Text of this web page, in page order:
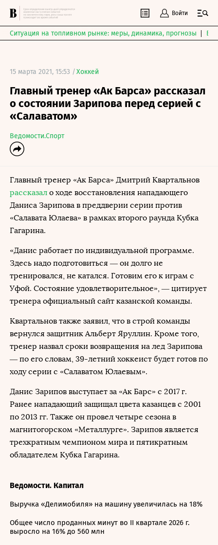
Войти
Ситуация на топливном рынке: меры, динамика, прогнозы
15 марта 2021, 15:53 /Хоккей
Главный тренер «Ак Барса» рассказал
о состоянии Зарипова перед серией с
«Салаватом»
Ведомости.Спорт
Главный тренер «Ак Барса» Дмитрий Квартальнов
рассказал о ходе восстановления нападающего
Даниса Зарипова в преддверии серии против
«Салавата Юлаева» в рамках второго раунда Кубка
Гагарина.
«Данис работает по индивидуальной программе.
Здесь надо подготовиться — он долго не
тренировался, не катался. Готовим его к играм с
Уфой. Состояние удовлетворительное», — цитирует
тренера официальный сайт казанской команды.
Квартальнов также заявил, что в строй команды
вернулся защитник Альберт Яруллин. Кроме того,
тренер назвал сроки возвращения на лед Зарипова
— по его словам, 39-летний хоккеист будет готов по
ходу серии с «Салаватом Юлаевым».
Данис Зарипов выступает за «Ак Барс» с 2017 г.
Ранее нападающий защищал цвета казанцев с 2001
по 2013 гг. Также он провел четыре сезона в
магнитогорском «Металлурге». Зарипов является
трехкратным чемпионом мира и пятикратным
обладателем Кубка Гагарина.
Ведомости. Капитал
Выручка «Делимобиля» на машину увеличилась на 18%
Общее число проданных минут во II квартале 2026 г.
выросло на 16% до 560 млн